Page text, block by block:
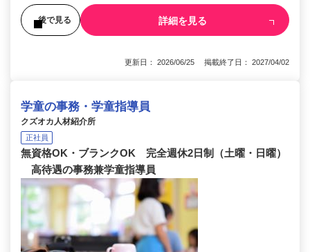
後で見る 詳細を見る
更新日： 2026/06/25 掲載終了日： 2027/04/02
学童の事務・学童指導員
クズオカ人材紹介所
正社員
無資格OK・ブランクOK 完全週休2日制（土曜・日曜）
高待遇の事務兼学童指導員